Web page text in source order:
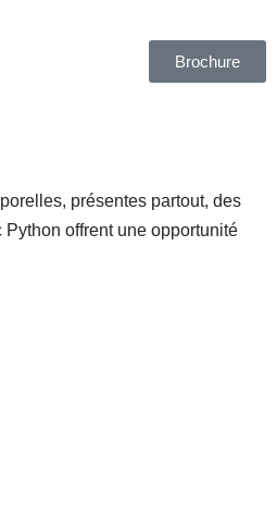
Brochure
présentes partout, des
offrent une opportunité